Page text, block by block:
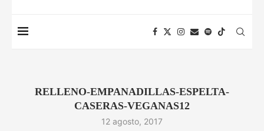
RELLENO-EMPANADILLAS-ESPELTA-
CASERAS-VEGANAS12
12 agosto, 2017